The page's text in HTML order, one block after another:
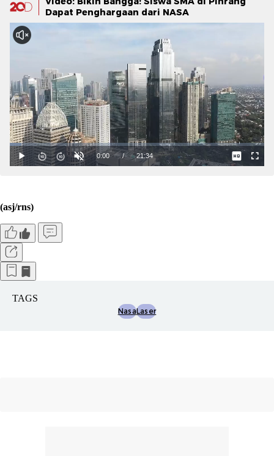
Dapat Penghargaan dari NASA
(asj/rns)
TAGS
NasaLaser